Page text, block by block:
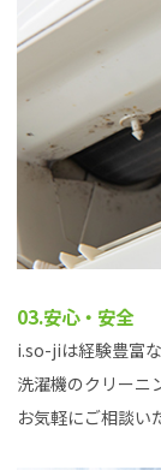
03.安心・安全
i.so-jiは経験豊富
洗濯機のクリーニ
お気軽にご相談い